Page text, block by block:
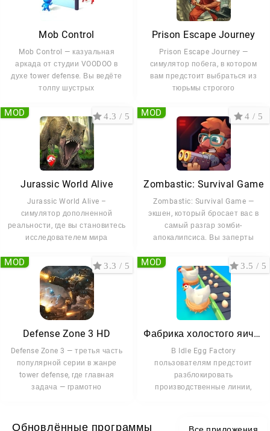
Mob Control
Mob Control — казуальная
аркада от студии VOODOO в
духе tower defense. Вы ведёте
толпу шустрых
Prison Escape Journey
Prison Escape Journey —
симулятор побега, в котором
вам предстоит выбраться из
тюрьмы строгого
Jurassic World Alive
Jurassic World Alive –
симулятор дополненной
реальности, где вы становитесь
исследователем мира
4.3 / 5
MOD
Zombastic: Survival Game
Zombastic: Survival Game —
экшен, который бросает вас в
самый разгар зомби-
апокалипсиса. Вы заперты
4 / 5
MOD
Defense Zone 3 HD
Defense Zone 3 — третья часть
популярной серии в жанре
tower defense, где главная
задача — грамотно
3.3 / 5
MOD
Фабрика холостого яичка
В Idle Egg Factory
пользователям предстоит
разблокировать
производственные линии,
3.5 / 5
MOD
Обновлённые программы Все приложения